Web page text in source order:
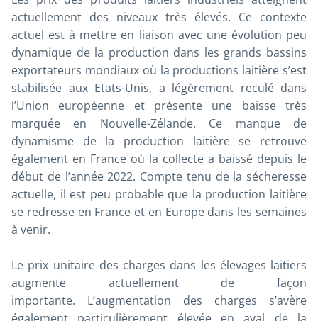
actuellement des niveaux très élevés. Ce contexte
actuel est à mettre en liaison avec une évolution peu
dynamique de la production dans les grands bassins
exportateurs mondiaux où la productions laitière s’est
stabilisée aux Etats-Unis, a légèrement reculé dans
l’Union européenne et présente une baisse très
marquée en Nouvelle-Zélande. Ce manque de
dynamisme de la production laitière se retrouve
également en France où la collecte a baissé depuis le
début de l’année 2022. Compte tenu de la sécheresse
actuelle, il est peu probable que la production laitière
se redresse en France et en Europe dans les semaines
à venir.
Le prix unitaire des charges dans les élevages laitiers
augmente actuellement de façon
importante. L’augmentation des charges s’avère